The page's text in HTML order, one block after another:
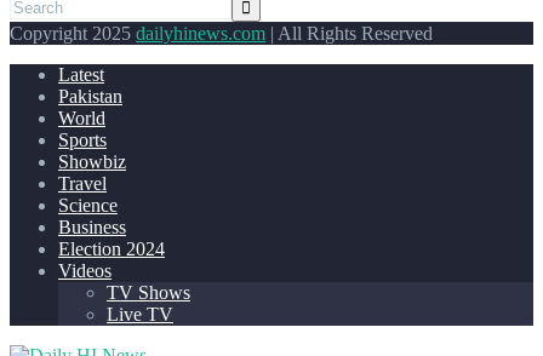
Copyright 2025 dailyhinews.com | All Rights Reserved
Latest
Pakistan
World
Sports
Showbiz
Travel
Science
Business
Election 2024
Videos
TV Shows
Live TV